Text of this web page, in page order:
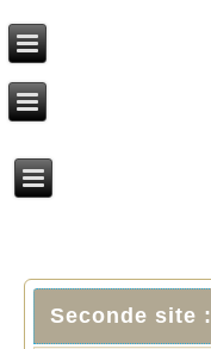
Seconde site :